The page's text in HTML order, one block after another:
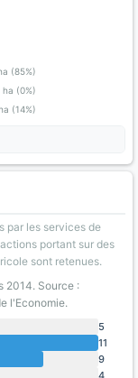
(85%)
ha (0%)
(14%)
par les services de
portant sur des
sont retenues.
2014. Source :
l'Economie.
5
11
9
4